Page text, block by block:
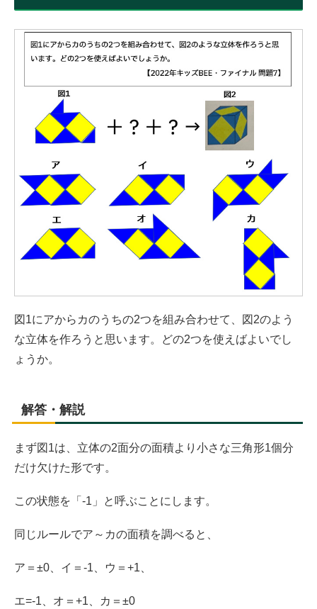
図1にアからカのうちの2つを組み合わせて、図2のよう
な立体を作ろうと思います。どの2つを使えばよいでし
ょうか。
解答・解説
まず図1は、立体の2面分の面積より小さな三角形1個分
だけ欠けた形です。
この状態を「-1」と呼ぶことにします。
同じルールでア～カの面積を調べると、
ア＝±0、イ＝-1、ウ＝+1、
エ=-1、オ＝+1、カ＝±0